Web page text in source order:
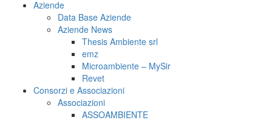
Aziende
Data Base Aziende
Aziende News
Thesis Ambiente srl
emz
Microambiente – MySir
Revet
Consorzi e Associazioni
Associazioni
ASSOAMBIENTE